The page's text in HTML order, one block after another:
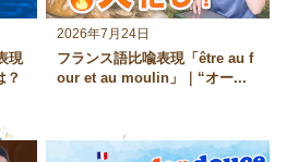
現
？
2026年7月24日
フランス語比喩表現「être au f
our et au moulin」｜“オー...